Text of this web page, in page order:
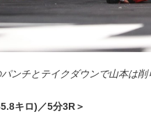
パンチとテイクダウンで山本は
キロ)／5分3R＞